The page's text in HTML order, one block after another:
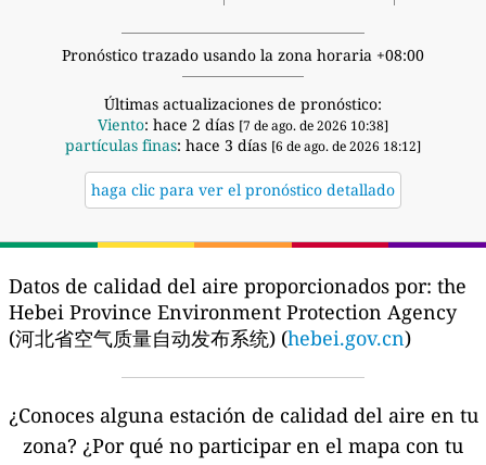
Pronóstico trazado usando la zona horaria +08:00
Últimas actualizaciones de pronóstico:
Viento: hace 2 días [7 de ago. de 2026 10:38]
partículas finas: hace 3 días [6 de ago. de 2026 18:12]
haga clic para ver el pronóstico detallado
Datos de calidad del aire proporcionados por: the
Hebei Province Environment Protection Agency
(河北省空气质量自动发布系统) (hebei.gov.cn)
¿Conoces alguna estación de calidad del aire en tu
zona? ¿Por qué no participar en el mapa con tu